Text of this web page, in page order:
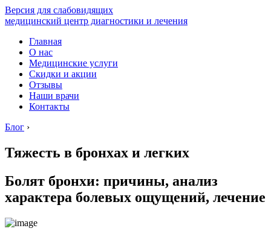
Версия для слабовидящих
медицинский центр диагностики и лечения
Главная
О нас
Медицинские услуги
Скидки и акции
Отзывы
Наши врачи
Контакты
Блог ›
Тяжесть в бронхах и легких
Болят бронхи: причины, анализ
характера болевых ощущений, лечение